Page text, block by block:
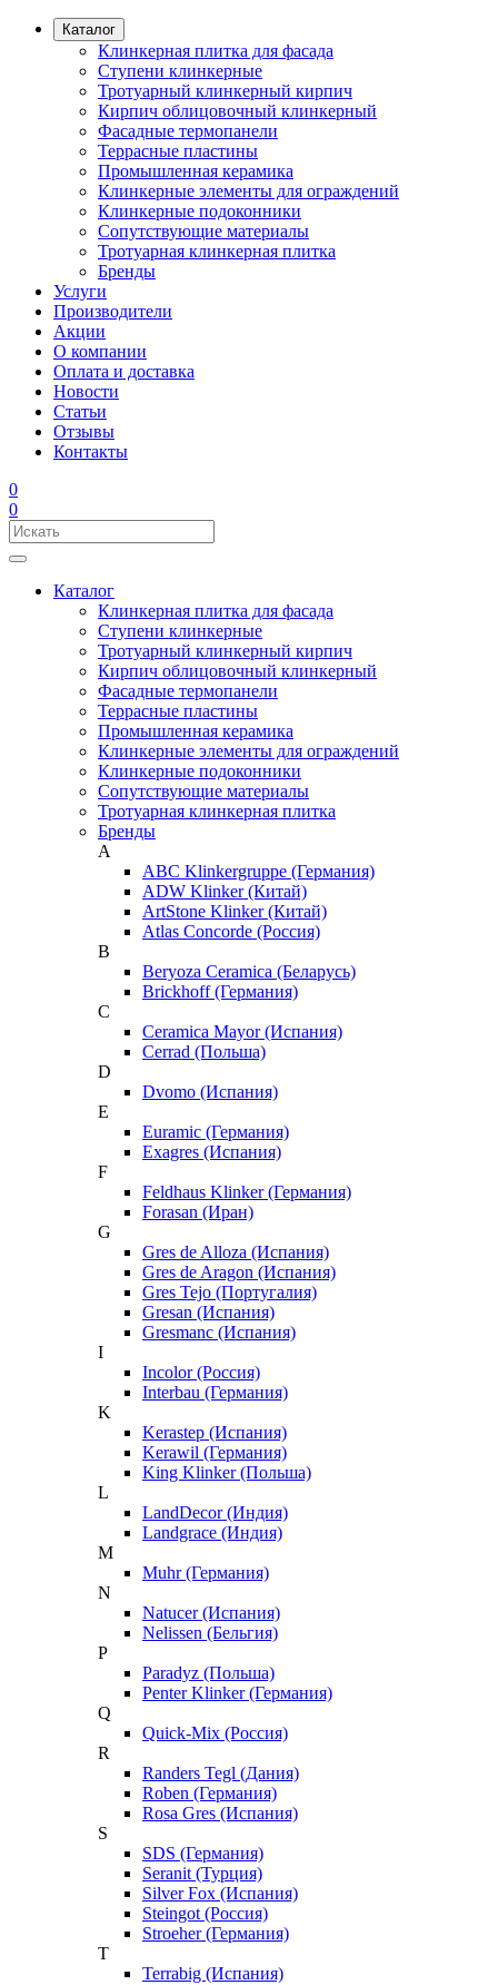
Каталог
Клинкерная плитка для фасада
Ступени клинкерные
Тротуарный клинкерный кирпич
Кирпич облицовочный клинкерный
Фасадные термопанели
Террасные пластины
Промышленная керамика
Клинкерные элементы для ограждений
Клинкерные подоконники
Сопутствующие материалы
Тротуарная клинкерная плитка
Бренды
Услуги
Производители
Акции
О компании
Оплата и доставка
Новости
Статьи
Отзывы
Контакты
0
0
Каталог
Клинкерная плитка для фасада
Ступени клинкерные
Тротуарный клинкерный кирпич
Кирпич облицовочный клинкерный
Фасадные термопанели
Террасные пластины
Промышленная керамика
Клинкерные элементы для ограждений
Клинкерные подоконники
Сопутствующие материалы
Тротуарная клинкерная плитка
Бренды
A
ABC Klinkergruppe (Германия)
ADW Klinker (Китай)
ArtStone Klinker (Китай)
Atlas Concorde (Россия)
B
Beryoza Ceramica (Беларусь)
Brickhoff (Германия)
C
Ceramica Mayor (Испания)
Cerrad (Польша)
D
Dvomo (Испания)
E
Euramic (Германия)
Exagres (Испания)
F
Feldhaus Klinker (Германия)
Forasan (Иран)
G
Gres de Alloza (Испания)
Gres de Aragon (Испания)
Gres Tejo (Португалия)
Gresan (Испания)
Gresmanc (Испания)
I
Incolor (Россия)
Interbau (Германия)
K
Kerastep (Испания)
Kerawil (Германия)
King Klinker (Польша)
L
LandDecor (Индия)
Landgrace (Индия)
M
Muhr (Германия)
N
Natucer (Испания)
Nelissen (Бельгия)
P
Paradyz (Польша)
Penter Klinker (Германия)
Q
Quick-Mix (Россия)
R
Randers Tegl (Дания)
Roben (Германия)
Rosa Gres (Испания)
S
SDS (Германия)
Seranit (Турция)
Silver Fox (Испания)
Steingot (Россия)
Stroeher (Германия)
T
Terrabig (Испания)